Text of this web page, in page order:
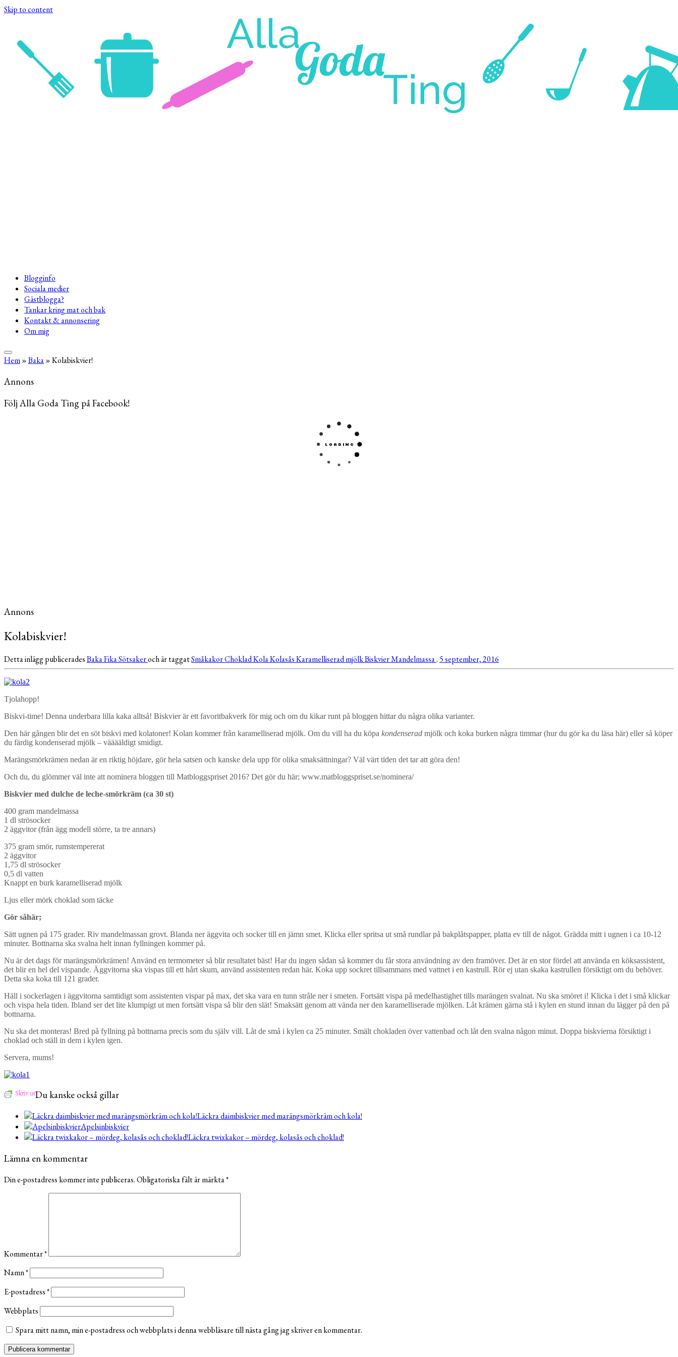
Skip to content
Blogginfo
Sociala medier
Gästblogga?
Tankar kring mat och bak
Kontakt & annonsering
Om mig
Hem»Baka»Kolabiskvier!
Annons
Följ Alla Goda Ting på Facebook!
Annons
Kolabiskvier!
Detta inlägg publiceradesBakaFikaSötsakeroch är taggatSmåkakorChokladKolaKolasåsKaramelliserad mjölkBiskvierMandelmassa. 5 september, 2016
Tjolahopp!
Biskvi-time! Denna underbara lilla kaka alltså! Biskvier är ett favoritbakverk för mig och om du kikar runt på bloggen hittar du några olika varianter.
Den här gången blir det en söt biskvi med kolatoner! Kolan kommer från karamelliserad mjölk. Om du vill ha du köpa kondenserad mjölk och koka burken några timmar (hur du gör ka du läsa här) eller så köper
du färdig kondenserad mjölk – vääääldigt smidigt.
Marängsmörkrämen nedan är en riktig höjdare, gör hela satsen och kanske dela upp för olika smaksättningar? Väl värt tiden det tar att göra den!
Och du, du glömmer väl inte att nominera bloggen till Matbloggspriset 2016? Det gör du här; www.matbloggspriset.se/nominera/
Biskvier med dulche de leche-smörkräm (ca 30 st)
400 gram mandelmassa
1 dl strösocker
2 äggvitor (från ägg modell större, ta tre annars)
375 gram smör, rumstempererat
2 äggvitor
1,75 dl strösocker
0,5 dl vatten
Knappt en burk karamelliserad mjölk
Ljus eller mörk choklad som täcke
Gör såhär;
Sätt ugnen på 175 grader. Riv mandelmassan grovt. Blanda ner äggvita och socker till en jämn smet. Klicka eller spritsa ut små rundlar på bakplåtspapper, platta ev till de något. Grädda mitt i ugnen i ca 10-12
minuter. Bottnarna ska svalna helt innan fyllningen kommer på.
Nu är det dags för marängsmörkrämen! Använd en termometer så blir resultatet bäst! Har du ingen sådan så kommer du får stora användning av den framöver. Det är en stor fördel att använda en köksassistent,
det blir en hel del vispande. Äggvitorna ska vispas till ett hårt skum, använd assistenten redan här. Koka upp sockret tillsammans med vattnet i en kastrull. Rör ej utan skaka kastrullen försiktigt om du behöver.
Detta ska koka till 121 grader.
Häll i sockerlagen i äggvitorna samtidigt som assistenten vispar på max, det ska vara en tunn stråle ner i smeten. Fortsätt vispa på medelhastighet tills marängen svalnat. Nu ska smöret i! Klicka i det i små klickar
och vispa hela tiden. Ibland ser det lite klumpigt ut men fortsätt vispa så blir den slät! Smaksätt genom att vända ner den karamelliserade mjölken. Låt krämen gärna stå i kylen en stund innan du lägger på den på
bottnarna.
Nu ska det monteras! Bred på fyllning på bottnarna precis som du själv vill. Låt de små i kylen ca 25 minuter. Smält chokladen över vattenbad och låt den svalna någon minut. Doppa biskvierna försiktigt i
choklad och ställ in dem i kylen igen.
Servera, mums!
Skriv utDu kanske också gillar
Läckra daimbiskvier med marängsmörkräm och kola!
Apelsinbiskvier
Läckra twixkakor – mördeg, kolasås och choklad!
Lämna en kommentar
Din e-postadress kommer inte publiceras.Obligatoriska fält är märkta*
Kommentar*
Namn*
E-postadress*
Webbplats
Spara mitt namn, min e-postadress och webbplats i denna webbläsare till nästa gång jag skriver en kommentar.